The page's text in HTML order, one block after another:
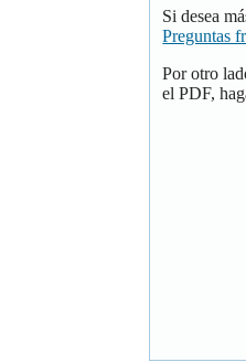
Si desea
Preguntas
Por otro
el PDF,